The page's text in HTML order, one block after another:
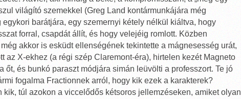
világító szemekkel (Greg Land kontármunkájára még
egykori barátjára, egy szemernyi kétely nélkül kiáltva, hogy
forral, csapdát állít, és hogy velejéig romlott. Közben
akkor is esküdt ellenségének tekintette a mágnesesség urát,
az X-ekhez (a régi szép Claremont-éra), hirtelen kezét Magneto
őt, és bunkó paraszt módjára simán leüvölti a professzort. Te jó
fogalma Fractionnek arról, hogy kik ezek a karakterek?
kik, túl azokon a viccelődős kétsoros jellemzéseken, amiket olyan